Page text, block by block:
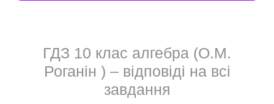
ГДЗ 10 клас алгебра (О.М.
Роганін ) – відповіді на всі
завдання